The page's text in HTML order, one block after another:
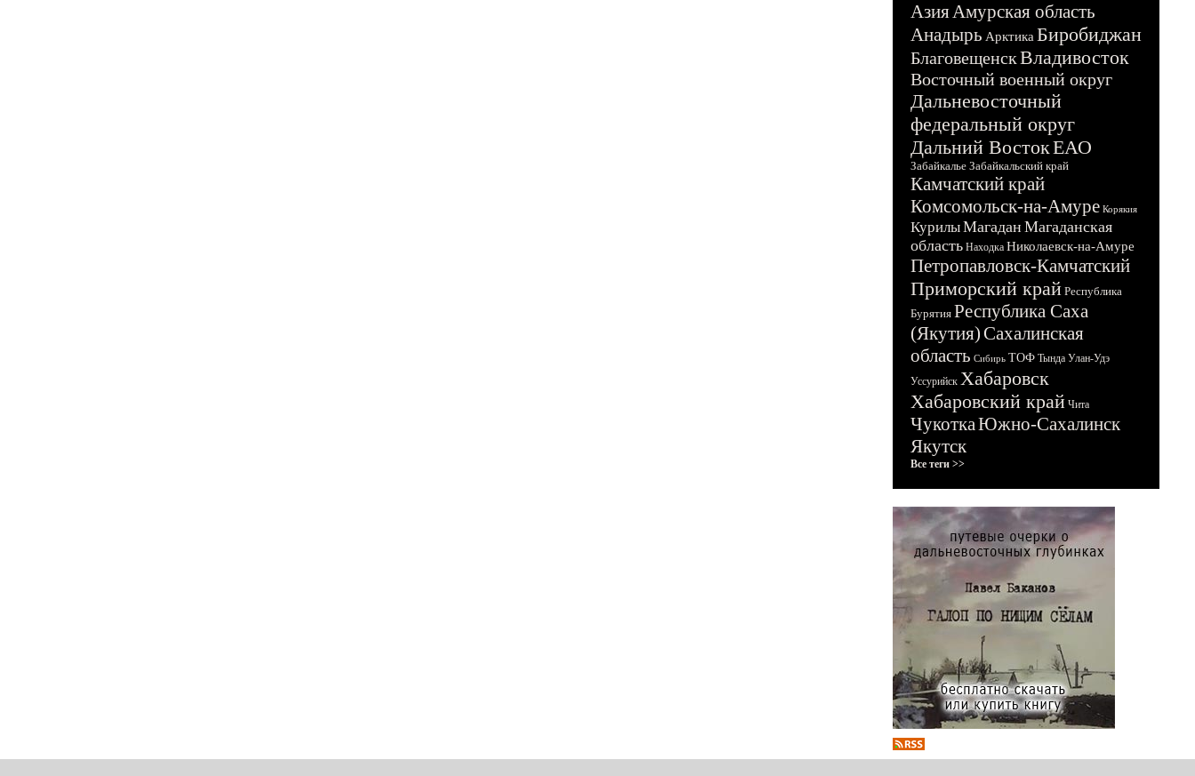
АзияАмурская область
Анадырь Арктика Биробиджан
БлаговещенскВладивосток
Восточный военный округ
Дальневосточный
федеральный округ
Дальний ВостокЕАО
Забайкалье Забайкальский край
Камчатский край
Комсомольск-на-Амуре Корякия
КурилыМагадан Магаданская
область Находка Николаевск-на-Амуре
Петропавловск-Камчатский
Приморский край Республика
Бурятия Республика Саха
(Якутия)Сахалинская
область Сибирь ТОФ Тында Улан-Удэ
Уссурийск Хабаровск
Хабаровский край Чита
ЧукоткаЮжно-Сахалинск
Якутск
Все теги >>